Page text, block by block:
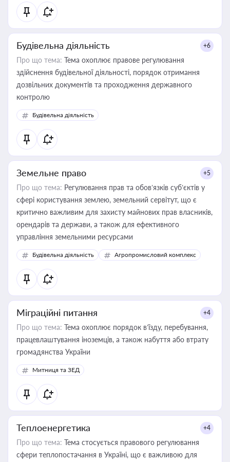
статусу суб'єктів оціночної діяльності
Будівельна діяльність +6
Про що тема: Тема охоплює правове регулювання
здійснення будівельної діяльності, порядок отримання
дозвільних документів та проходження державного
контролю
Будівельна діяльність
Земельне право +5
Про що тема: Регулювання прав та обов’язків суб’єктів у
сфері користування землею, земельний сервітут, що є
критично важливим для захисту майнових прав власників,
орендарів та держави, а також для ефективного
управління земельними ресурсами
Будівельна діяльність Агропромисловий комплекс
Міграційні питання +4
Про що тема: Тема охоплює порядок в’їзду, перебування,
працевлаштування іноземців, а також набуття або втрату
громадянства України
Митниця та ЗЕД
Теплоенергетика +4
Про що тема: Тема стосується правового регулювання
сфери теплопостачання в Україні, що є важливою для